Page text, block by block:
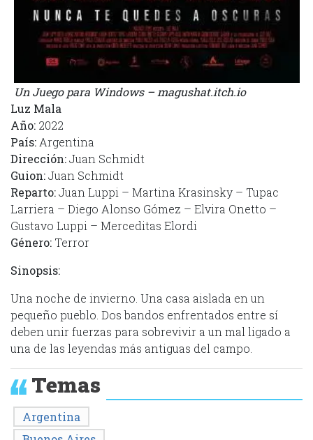
Un Juego para Windows – magushat.itch.io
Luz Mala
Año: 2022
País: Argentina
Dirección:Juan Schmidt
Guion:Juan Schmidt
Reparto:Juan Luppi – Martina Krasinsky – Tupac
Larriera – Diego Alonso Gómez – Elvira Onetto –
Gustavo Luppi – Merceditas Elordi
Género: Terror
Sinopsis:
Una noche de invierno. Una casa aislada en un
pequeño pueblo. Dos bandos enfrentados entre sí
deben unir fuerzas para sobrevivir a un mal ligado a
una de las leyendas más antiguas del campo.
Temas
Argentina